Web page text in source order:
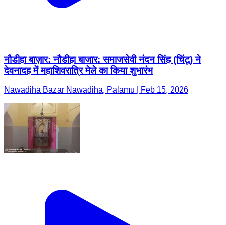
नौडीहा बाज़ार: नौडीहा बाजार: समाजसेवी नंदन सिंह (चिंटू) ने
देवनादह में महाशिवरात्रि मेले का किया शुभारंभ
Nawadiha Bazar Nawadiha, Palamu | Feb 15, 2026